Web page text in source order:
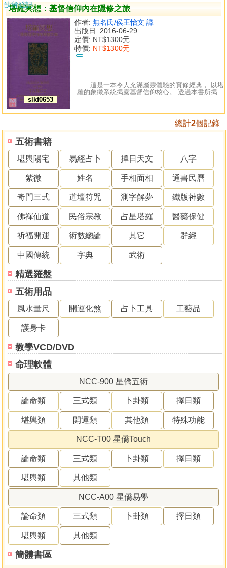
五術書籍
堪輿陽宅 易經占卜 擇日天文 八字
紫微 姓名 手相面相 通書民曆
奇門三式 道壇符咒 測字解夢 鐵版神數
佛禪仙道 民俗宗教 占星塔羅 醫藥保健
祈福開運 術數總論 其它 群經
中國傳統 字典 武術
精選羅盤
五術用品
風水量尺 開運化煞 占卜工具 工藝品
護身卡
教學VCD/DVD
命理軟體
NCC-900 星僑五術
論命類 三式類 卜卦類 擇日類
堪輿類 開運類 其他類 特殊功能
NCC-T00 星僑Touch
論命類 三式類 卜卦類 擇日類
堪輿類 其他類
NCC-A00 星僑易學
論命類 三式類 卜卦類 擇日類
堪輿類 其他類
簡體書區
塔羅冥想：基督信仰內在隱修之旅
slkf0653
作者: 無名氏/侯王怡文 譯
出版日: 2016-06-29
定價: NT$1300元
特價: NT$1300元
缺貨登記
這是一本令人充滿屬靈體驗的實修經典， 以塔
羅的象徵系統揭露基督信仰核心。 透過本書所揭...
總計2個記錄